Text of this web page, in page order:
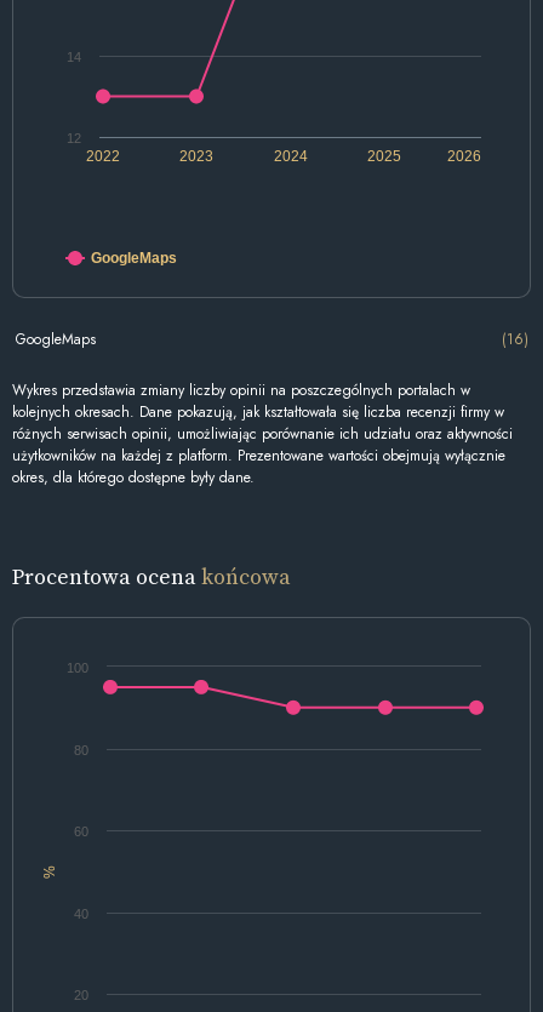
2022 2024 2026
2023 2025
12
14
GoogleMaps
GoogleMaps (16)
Wykres przedstawia zmiany liczby opinii na poszczególnych portalach w
kolejnych okresach. Dane pokazują, jak kształtowała się liczba recenzji firmy w
różnych serwisach opinii, umożliwiając porównanie ich udziału oraz aktywności
użytkowników na każdej z platform. Prezentowane wartości obejmują wyłącznie
okres, dla którego dostępne były dane.
Procentowa ocenakońcowa
%
20
40
60
80
100